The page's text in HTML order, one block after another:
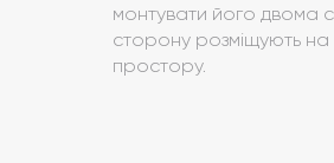
монтувати його двома
сторону розміщують
простору.